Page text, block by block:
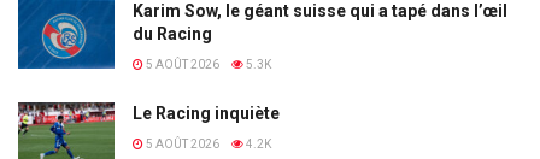
Karim Sow, le géant suisse qui a tapé dans l’œil
du Racing
5 AOÛT 2026 5.3K
Le Racing inquiète
5 AOÛT 2026 4.2K